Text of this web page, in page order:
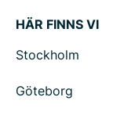
HÄR FINNS VI
Stockholm
Göteborg